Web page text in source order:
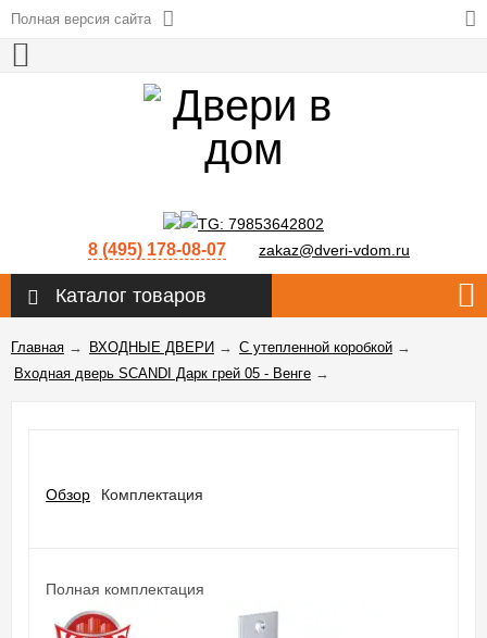
Полная версия сайта
8 (495) 178-08-07 zakaz@dveri-vdom.ru
Каталог товаров
Главная → ВХОДНЫЕ ДВЕРИ → С утепленной коробкой →
Входная дверь SCANDI Дарк грей 05 - Венге →
Обзор Комплектация
Полная комплектация